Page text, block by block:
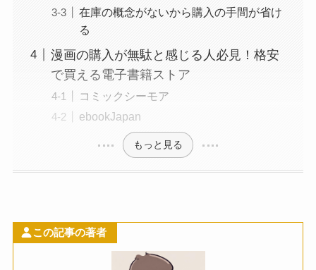
在庫の概念がないから購入の手間が省け
る
漫画の購入が無駄と感じる人必見！格安
で買える電子書籍ストア
コミックシーモア
ebookJapan
もっと見る
この記事の著者